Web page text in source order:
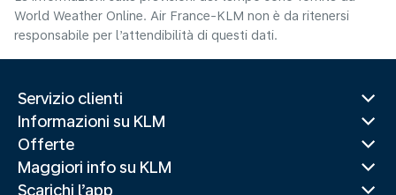
World Weather Online. Air France-KLM non è da ritenersi
responsabile per l’attendibilità di questi dati.
Servizio clienti
Informazioni su KLM
Offerte
Maggiori info su KLM
Scarichi l’app